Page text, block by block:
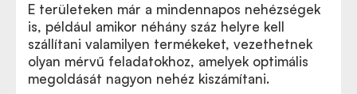
E területeken már a mindennapos nehézségek
is, például amikor néhány száz helyre kell
szállítani valamilyen termékeket, vezethetnek
olyan mérvű feladatokhoz, amelyek optimális
megoldását nagyon nehéz kiszámítani.